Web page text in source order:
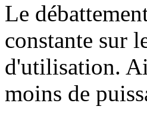
Le
constante sur
d'utilisation.
moins de